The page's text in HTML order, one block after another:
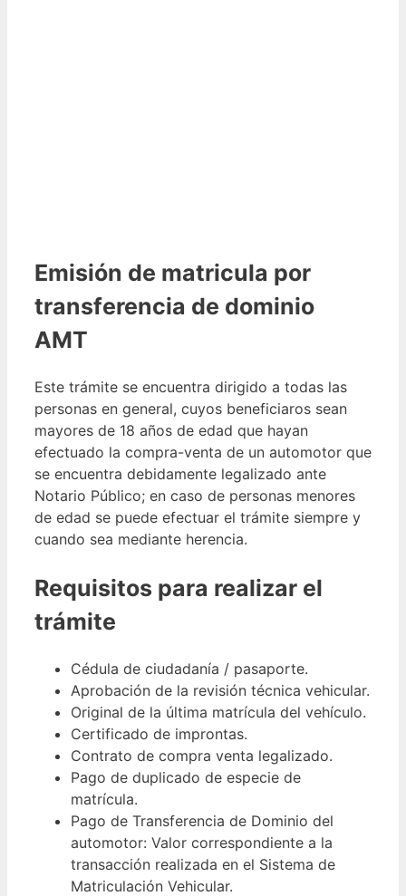
Emisión de matricula por
transferencia de dominio
AMT
Este trámite se encuentra dirigido a todas las
personas en general, cuyos beneficiaros sean
mayores de 18 años de edad que hayan
efectuado la compra-venta de un automotor que
se encuentra debidamente legalizado ante
Notario Público; en caso de personas menores
de edad se puede efectuar el trámite siempre y
cuando sea mediante herencia.
Requisitos para realizar el
trámite
Cédula de ciudadanía / pasaporte.
Aprobación de la revisión técnica vehicular.
Original de la última matrícula del vehículo.
Certificado de improntas.
Contrato de compra venta legalizado.
Pago de duplicado de especie de
matrícula.
Pago de Transferencia de Dominio del
automotor: Valor correspondiente a la
transacción realizada en el Sistema de
Matriculación Vehicular.